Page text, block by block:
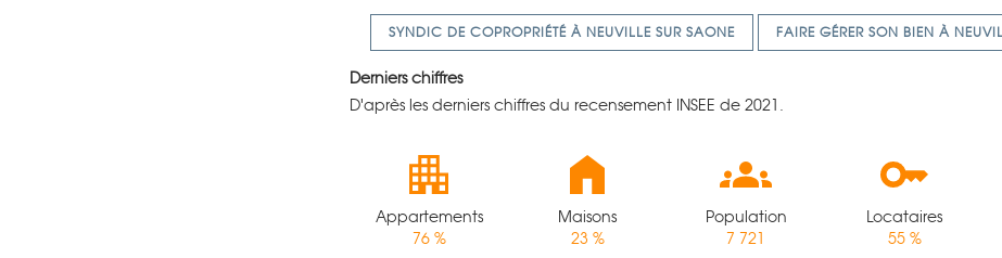
SYNDIC DE COPROPRIÉTÉ À NEUVILLE SUR SAONE FAIRE GÉRER SON BIEN À
Derniers chiffres
D'après les derniers chiffres du recensement INSEE de 2021.
Appartements
76 %
Maisons
23 %
Population
7 721
Locataires
55 %